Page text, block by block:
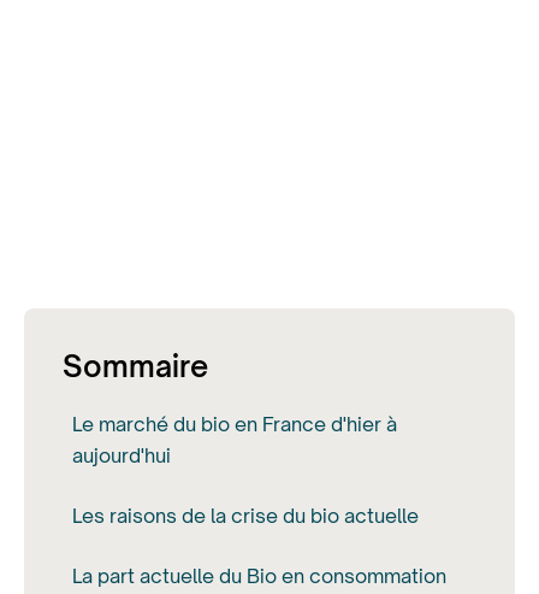
Sommaire
Le marché du bio en France d'hier à
aujourd'hui
Les raisons de la crise du bio actuelle
La part actuelle du Bio en consommation